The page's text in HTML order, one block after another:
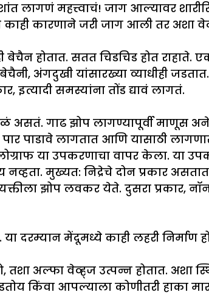
लागणं महत्त्वाचं! जाग आल्यावर
कारणाने जरी जाग आली तर अशा
होतात. सतत चिडचिड होत राहाते.
अंगदुखी यांसारख्या व्याधीही
इत्यादी समस्यांना तोंड द्यावं लागतं.
असतं. गाढ झोप लागण्यापूर्वी
पार पाडावे लागतात आणि यासाठी
या उपकरणाचा वापर केला. या
मुख्यत: निद्रेचे दोन प्रकार
झोप लवकर येते. दुसरा
दरम्यान मेंदूमध्ये काही लहरी निर्माण
अल्फा वेव्ह्ज उत्पन्न होतात. अशा
किंवा आपल्याला कोणीतरी हाका